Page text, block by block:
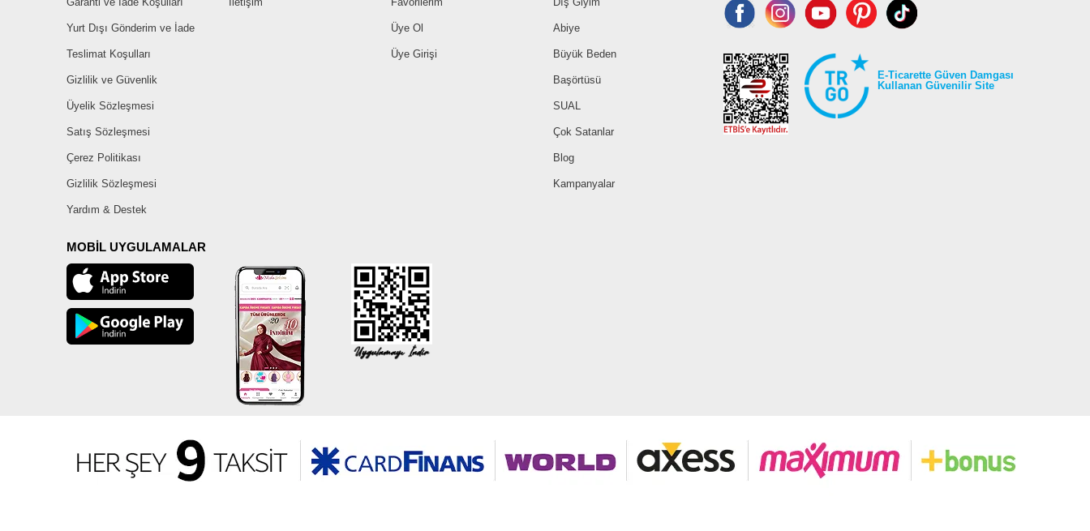
Yurt Dışı Gönderim ve İade
Teslimat Koşulları
Gizlilik ve Güvenlik
Üyelik Sözleşmesi
Satış Sözleşmesi
Çerez Politikası
Gizlilik Sözleşmesi
Yardım & Destek
Üye Ol
Üye Girişi
Abiye
Büyük Beden
Başörtüsü
SUAL
Çok Satanlar
Blog
Kampanyalar
MOBİL UYGULAMALAR
E-Ticarette Güven Damgası
Kullanan Güvenilir Site